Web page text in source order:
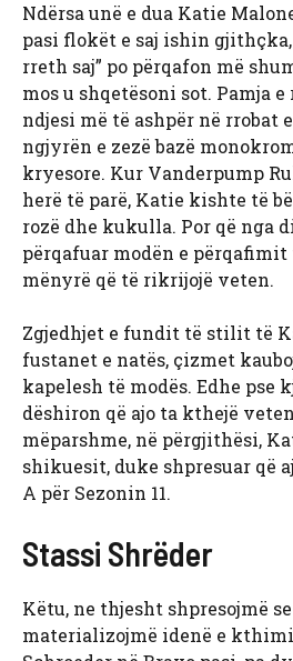
Ndërsa unë e dua Katie
pasi flokët e saj ishin gjithçka,
rreth saj” po përqafon më
mos u shqetësoni sot. Pamja
ndjesi më të ashpër në rrobat
ngjyrën e zezë bazë
kryesore. Kur Vanderpump
herë të parë, Katie kishte të
rozë dhe kukulla. Por që nga
përqafuar modën e përqafimit
mënyrë që të rikrijojë veten.
Zgjedhjet e fundit të stilit të
fustanet e natës, çizmet
kapelesh të modës. Edhe pse
dëshiron që ajo ta kthejë
mëparshme, në përgjithësi,
shikuesit, duke shpresuar që
A për Sezonin 11.
Stassi Shrëder
Këtu, ne thjesht shpresojmë
materializojmë idenë e